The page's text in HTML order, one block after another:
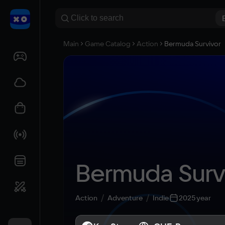
Main Game Catalog Action Bermuda Survivor
Bermuda
Action Adventure Indie 2025 year